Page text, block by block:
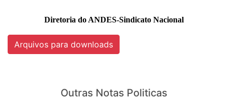
Diretoria do ANDES-Sindicato Nacional
Arquivos para downloads
Outras Notas Politicas